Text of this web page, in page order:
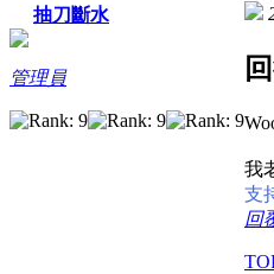
抽刀斷水
管理員
我
支
回